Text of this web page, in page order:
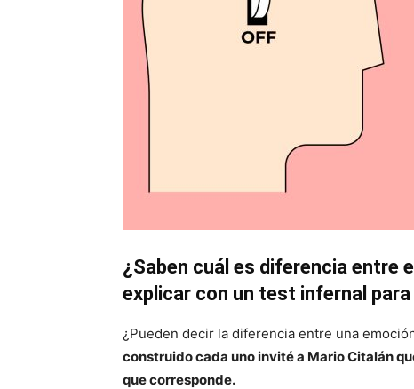
¿Saben cuál es diferencia entre
explicar con un test infernal
¿Pueden decir la diferencia entre una
construido cada uno invité a Mario Citalán
que corresponde.